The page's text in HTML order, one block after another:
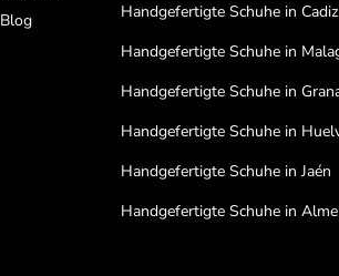
Blog
Handgefertigte Schuhe in Cadiz
Handgefertigte Schuhe in
Handgefertigte Schuhe in
Handgefertigte Schuhe in
Handgefertigte Schuhe in Jaén
Handgefertigte Schuhe in